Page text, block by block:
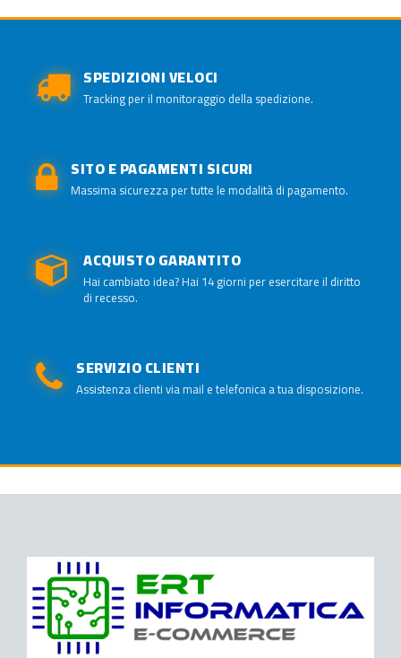
SPEDIZIONI VELOCI
Tracking per il monitoraggio della spedizione.
SITO E PAGAMENTI SICURI
Massima sicurezza per tutte le modalità di pagamento.
ACQUISTO GARANTITO
Hai cambiato idea? Hai 14 giorni per esercitare il diritto
di recesso.
SERVIZIO CLIENTI
Assistenza clienti via mail e telefonica a tua disposizione.